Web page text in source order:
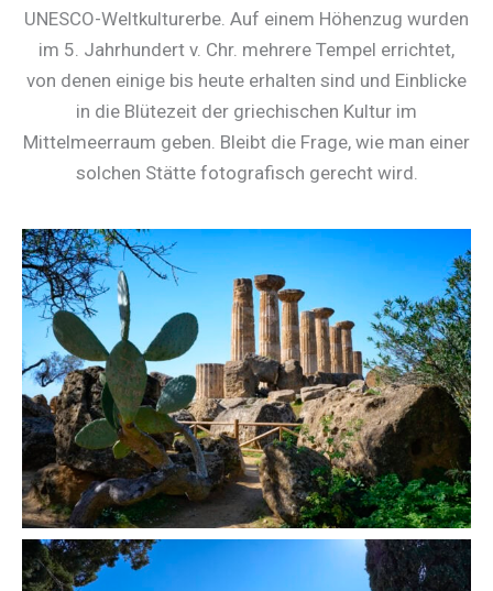
UNESCO-Weltkulturerbe. Auf einem Höhenzug wurden
im 5. Jahrhundert v. Chr. mehrere Tempel errichtet,
von denen einige bis heute erhalten sind und Einblicke
in die Blütezeit der griechischen Kultur im
Mittelmeerraum geben. Bleibt die Frage, wie man einer
solchen Stätte fotografisch gerecht wird.